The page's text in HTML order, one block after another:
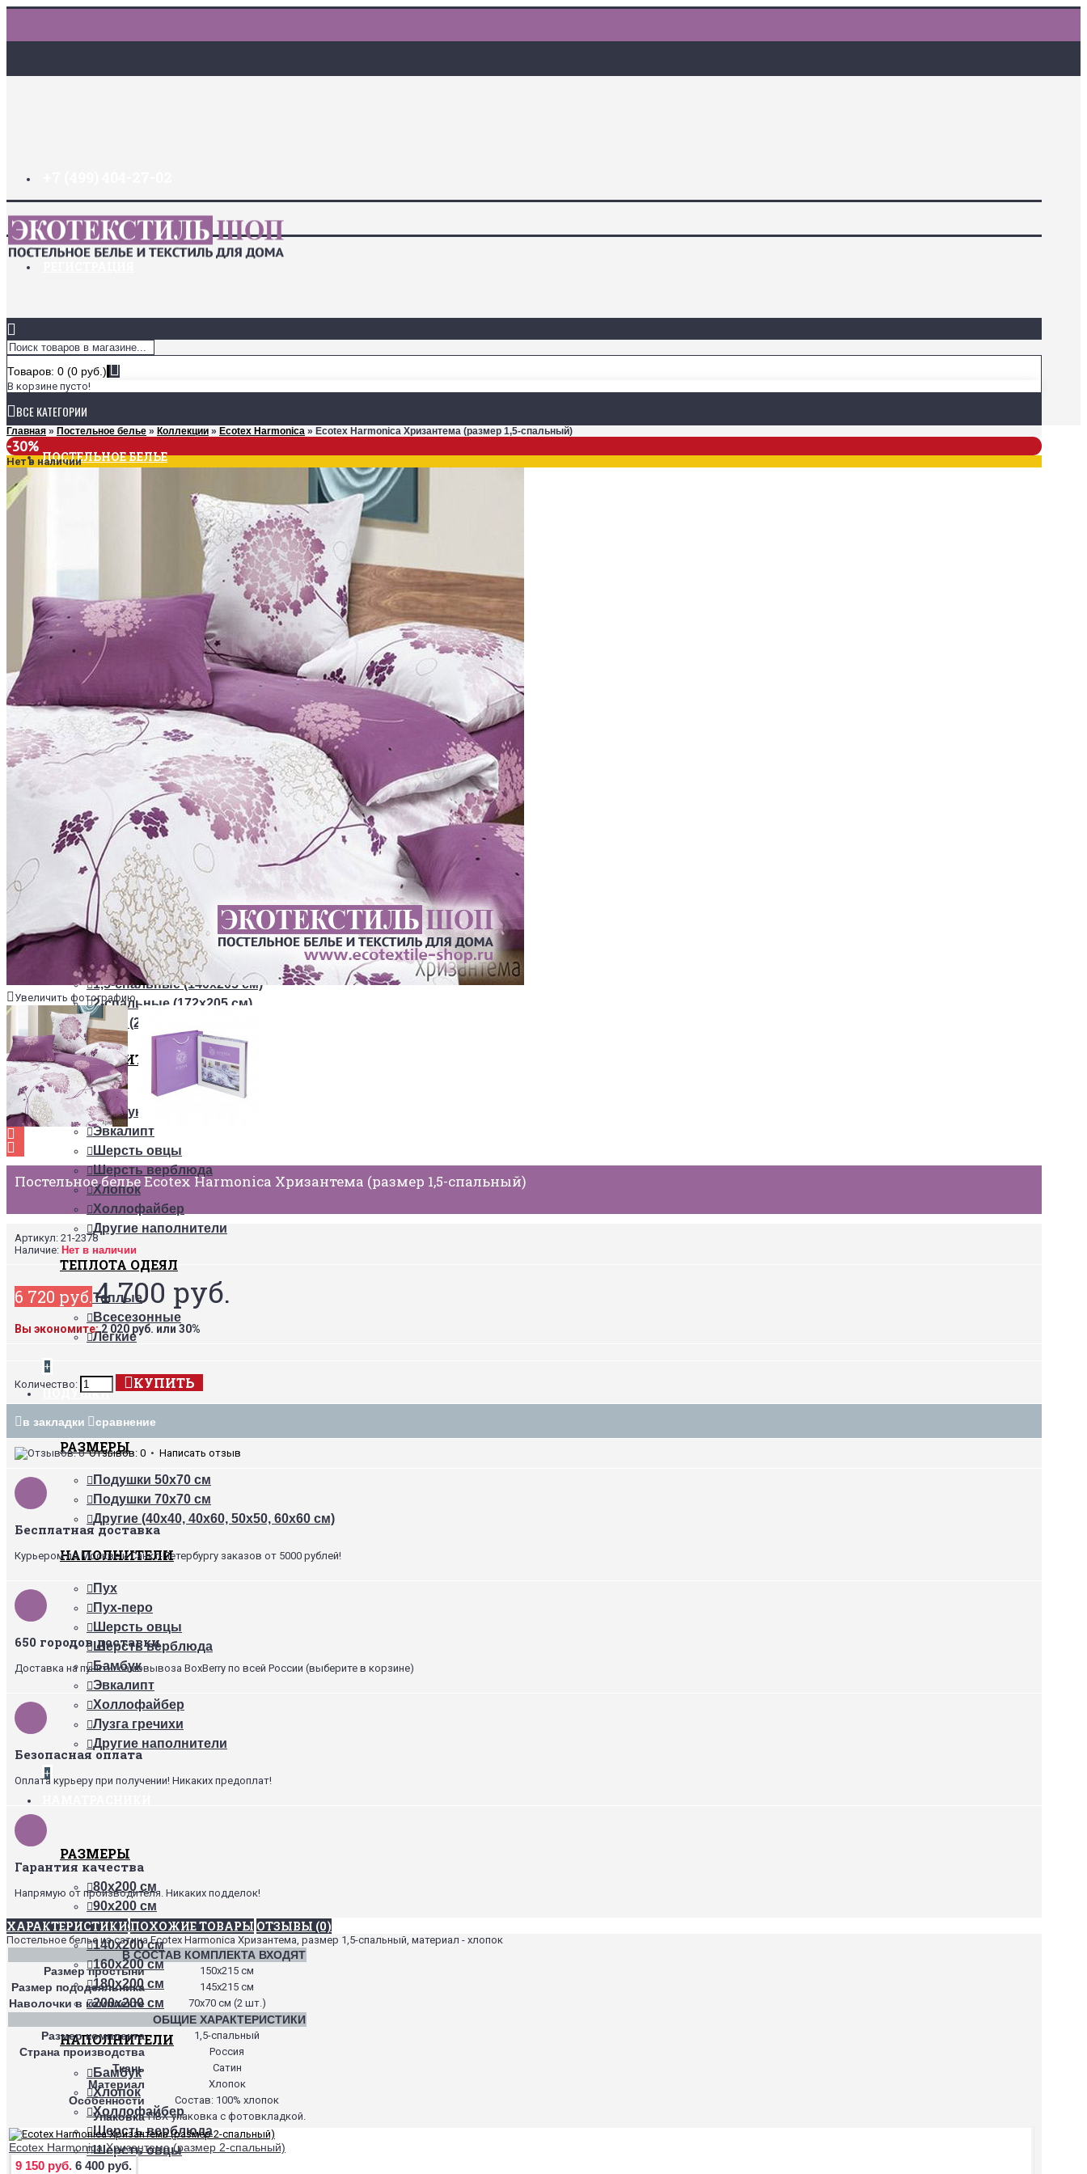
ДОСТАВКА И ОПЛАТА
ЗАКЛАДКИ (0)
ЛОГИН
Товаров: 0 (0 руб.)
В корзине пусто!
ВСЕ КАТЕГОРИИ
ПОСТЕЛЬНОЕ БЕЛЬЕ
Ecotex Harmonica
Ecotex Monospace
РАЗМЕРЫ
1,5-спальное
2-спальное
Семейное
ТКАНИ
Из сатина
Из сатин-жаккарда
ПОСТЕЛЬНОЕ БЕЛЬЕ НА РЕЗИНКЕ
ОДЕЯЛА
РАЗМЕРЫ
1,5-спальные (140х205 см)
2-спальные (172х205 см)
Евро (200х220 см)
НАПОЛНИТЕЛИ
Пух
Бамбук
Эвкалипт
Шерсть овцы
Шерсть верблюда
Хлопок
Холлофайбер
Другие наполнители
ТЕПЛОТА ОДЕЯЛ
Теплые
Всесезонные
Легкие
+
ПОДУШКИ
РАЗМЕРЫ
Подушки 50х70 см
Подушки 70х70 см
Другие (40х40, 40х60, 50х50, 60х60 см)
НАПОЛНИТЕЛИ
Пух
Пух-перо
Шерсть овцы
Шерсть верблюда
Бамбук
Эвкалипт
Холлофайбер
Лузга гречихи
Другие наполнители
+
РАЗМЕРЫ
80х200 см
90х200 см
120х200 см
140х200 см
160х200 см
180х200 см
200х200 см
НАПОЛНИТЕЛИ
Бамбук
Хлопок
Холлофайбер
Шерсть верблюда
Шерсть овцы
Главная » Постельное белье » Коллекции » Ecotex Harmonica » Ecotex Harmonica Хризантема (размер 1,5-спальный)
-30%
Нет в наличии
Увеличить фотографию
Постельное белье Ecotex Harmonica Хризантема (размер 1,5-спальный)
Артикул: 21-2378
Наличие: Нет в наличии
6 720 руб.4 700 руб.
Вы экономите:2 020 руб. или 30%
Количество: КУПИТЬ
в закладки сравнение
Отзывов: 0 • Написать отзыв
Бесплатная доставка
Курьером по Москве и Санкт-Петербургу заказов от 5000 рублей!
650 городов доставки
Доставка на пункты самовывоза BoxBerry по всей России (выберите в корзине)
Безопасная оплата
Оплата курьеру при получении! Никаких предоплат!
Гарантия качества
Напрямую от производителя. Никаких подделок!
ХАРАКТЕРИСТИКИ ПОХОЖИЕ ТОВАРЫ ОТЗЫВЫ (0)
Постельное белье из сатина Ecotex Harmonica Хризантема, размер 1,5-спальный, материал - хлопок
В СОСТАВ КОМПЛЕКТА ВХОДЯТ
Размер простыни
150х215 см
Размер пододеяльника 145х215 см
Наволочки в комплекте 70х70 см (2 шт.)
ОБЩИЕ ХАРАКТЕРИСТИКИ
Размер комплекта
1,5-спальный
Страна производства Россия
Ткань Сатин
Материал Хлопок
Особенности Состав: 100% хлопок
Упаковка ПВХ-упаковка с фотовкладкой.
Ecotex Harmonica Хризантема (размер 2-спальный)
9 150 руб. 6 400 руб.